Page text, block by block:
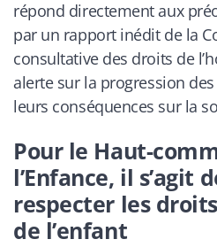
répond directement aux
par un rapport inédit de la
consultative des droits de
alerte sur la progression
leurs conséquences sur la
Pour le Haut-
l’Enfance, il s’agit
respecter les
de l’enfant